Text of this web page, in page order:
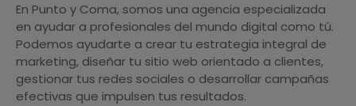
En Punto y Coma, somos una agencia especializada
en ayudar a profesionales del mundo digital como tú.
Podemos ayudarte a crear tu estrategia integral de
marketing, diseñar tu sitio web orientado a clientes,
gestionar tus redes sociales o desarrollar campañas
efectivas que impulsen tus resultados.